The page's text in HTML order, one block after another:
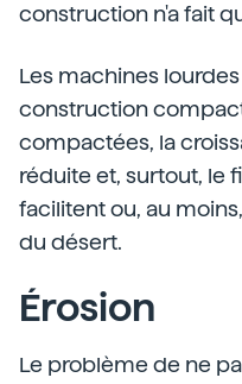
construction n'a fait
Les machines
construction
compactées, la
réduite et, surtout, le
facilitent ou, au
du désert.
Érosion
Le problème de ne